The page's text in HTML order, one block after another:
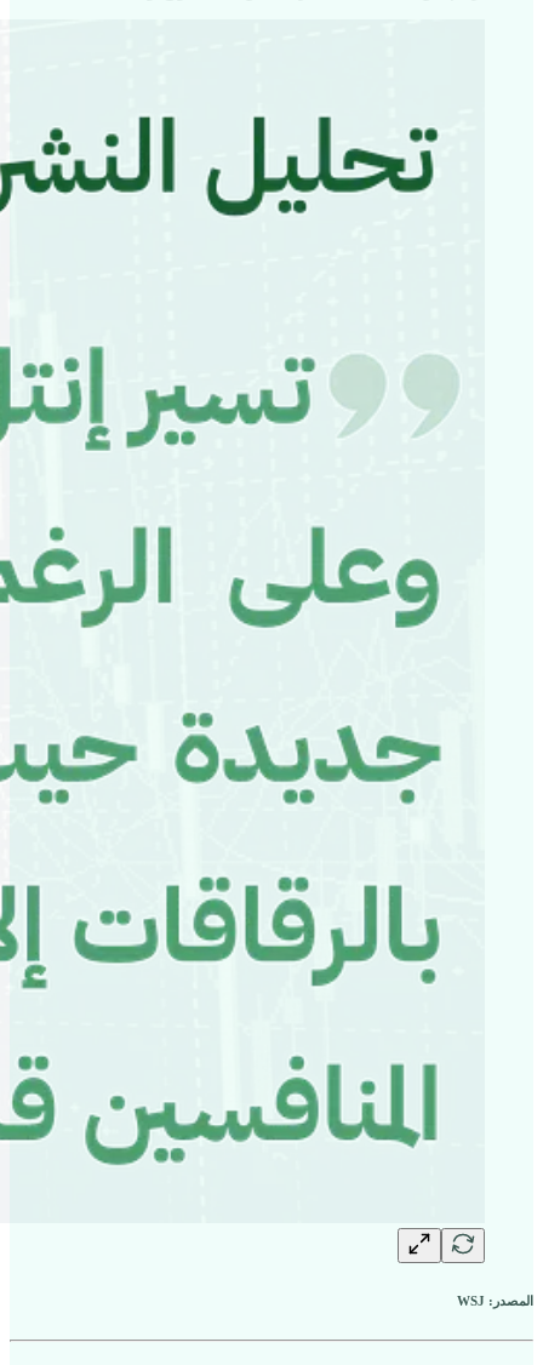
المصدر: WSJ